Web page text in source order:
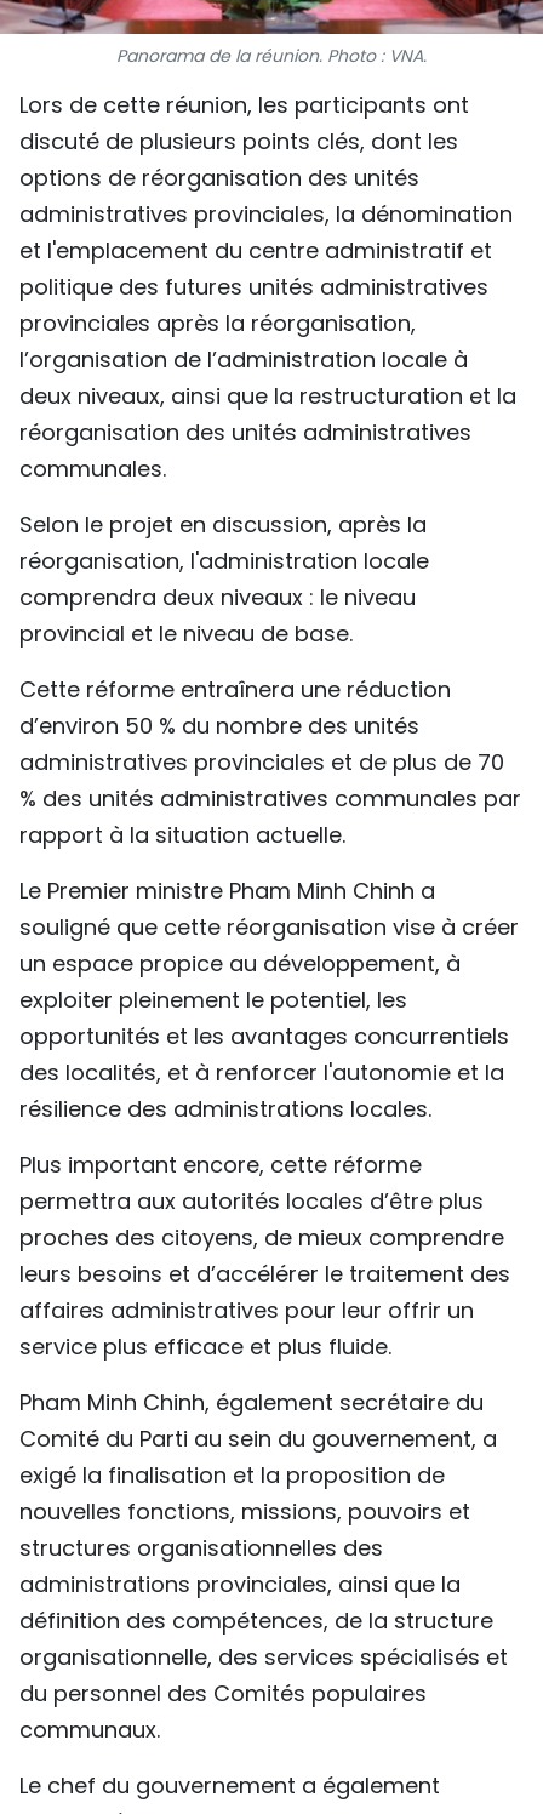
PHOTO
À PROPOS DU "PEUPLE"
TIẾNG VIỆT
中文
РУССКИЙ
ESPAÑOL
Panorama de la réunion. Photo : VNA.
Lors de cette réunion, les participants ont
discuté de plusieurs points clés, dont les
options de réorganisation des unités
administratives provinciales, la dénomination
et l'emplacement du centre administratif et
politique des futures unités administratives
provinciales après la réorganisation,
l’organisation de l’administration locale à
deux niveaux, ainsi que la restructuration et la
réorganisation des unités administratives
communales.
Selon le projet en discussion, après la
réorganisation, l'administration locale
comprendra deux niveaux : le niveau
provincial et le niveau de base.
Cette réforme entraînera une réduction
d’environ 50 % du nombre des unités
administratives provinciales et de plus de 70
% des unités administratives communales par
rapport à la situation actuelle.
Le Premier ministre Pham Minh Chinh a
souligné que cette réorganisation vise à créer
un espace propice au développement, à
exploiter pleinement le potentiel, les
opportunités et les avantages concurrentiels
des localités, et à renforcer l'autonomie et la
résilience des administrations locales.
Plus important encore, cette réforme
permettra aux autorités locales d’être plus
proches des citoyens, de mieux comprendre
leurs besoins et d’accélérer le traitement des
affaires administratives pour leur offrir un
service plus efficace et plus fluide.
Pham Minh Chinh, également secrétaire du
Comité du Parti au sein du gouvernement, a
exigé la finalisation et la proposition de
nouvelles fonctions, missions, pouvoirs et
structures organisationnelles des
administrations provinciales, ainsi que la
définition des compétences, de la structure
organisationnelle, des services spécialisés et
du personnel des Comités populaires
communaux.
Le chef du gouvernement a également